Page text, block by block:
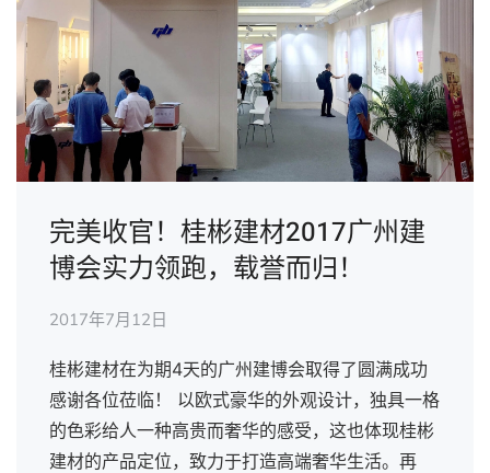
完美收官！桂彬建材2017广州建
博会实力领跑，载誉而归！
2017年7月12日
桂彬建材在为期4天的广州建博会取得了圆满成功
感谢各位莅临！ 以欧式豪华的外观设计，独具一格
的色彩给人一种高贵而奢华的感受，这也体现桂彬
建材的产品定位，致力于打造高端奢华生活。再